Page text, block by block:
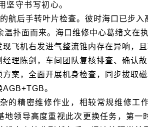
坚守书写初心。
。